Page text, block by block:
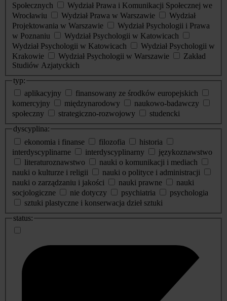
Społecznych
Wydział Prawa i Komunikacji Społecznej we
Wrocławiu
Wydział Prawa w Warszawie
Wydział
Projektowania w Warszawie
Wydział Psychologii i Prawa
w Poznaniu
Wydział Psychologii w Katowicach
Wydział Psychologii w Katowicach
Wydział Psychologii w
Krakowie
Wydział Psychologii w Warszawie
Zakład
Studiów Azjatyckich
typ:
aplikacyjny
finansowany ze środków europejskich
komercyjny
międzynarodowy
naukowo-badawczy
społeczny
strategiczno-rozwojowy
studencki
dyscyplina:
ekonomia i finanse
filozofia
historia
interdyscyplinarne
interdyscyplinarny
językoznawstwo
literaturoznawstwo
nauki o komunikacji i mediach
nauki o kulturze i religii
nauki o polityce i administracji
nauki o zarządzaniu i jakości
nauki prawne
nauki
socjologiczne
nie dotyczy psychiatria
psychologia
sztuki plastyczne i konserwacja dzieł sztuki
status: